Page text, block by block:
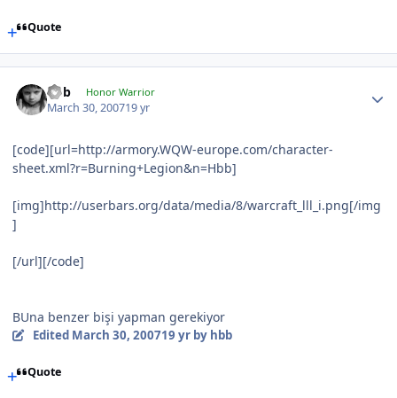
Quote
hbb Honor Warrior
March 30, 200719 yr
[code][url=http://armory.WQW-europe.com/character-
sheet.xml?r=Burning+Legion&n=Hbb]
[img]http://userbars.org/data/media/8/warcraft_lll_i.png[/img
]
[/url][/code]
BUna benzer bişi yapman gerekiyor
Edited March 30, 200719 yrby hbb
Quote